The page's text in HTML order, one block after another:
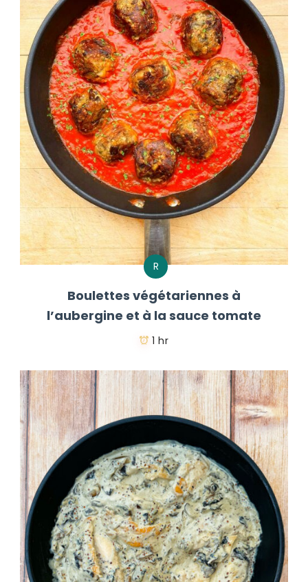
R
Boulettes végétariennes à
l’aubergine et à la sauce tomate
1 hr